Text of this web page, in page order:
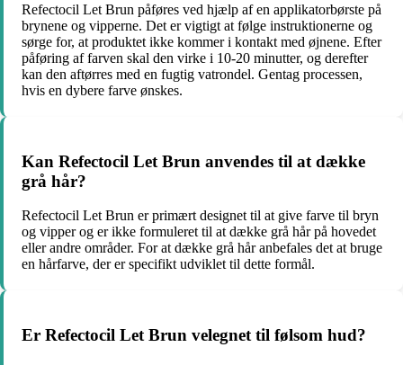
Refectocil Let Brun påføres ved hjælp af en applikatorbørste på
brynene og vipperne. Det er vigtigt at følge instruktionerne og
sørge for, at produktet ikke kommer i kontakt med øjnene. Efter
påføring af farven skal den virke i 10-20 minutter, og derefter
kan den aftørres med en fugtig vatrondel. Gentag processen,
hvis en dybere farve ønskes.
Kan Refectocil Let Brun anvendes til at dække
grå hår?
Refectocil Let Brun er primært designet til at give farve til bryn
og vipper og er ikke formuleret til at dække grå hår på hovedet
eller andre områder. For at dække grå hår anbefales det at bruge
en hårfarve, der er specifikt udviklet til dette formål.
Er Refectocil Let Brun velegnet til følsom hud?